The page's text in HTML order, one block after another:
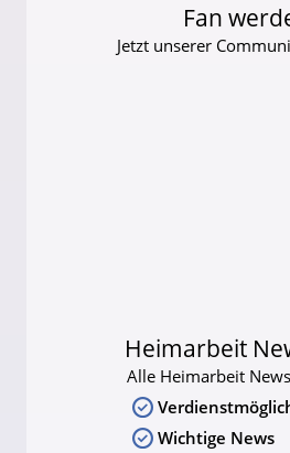
Fan
Jetzt unserer
Heimarbeit
Alle Heimarbeit
Wichtige News